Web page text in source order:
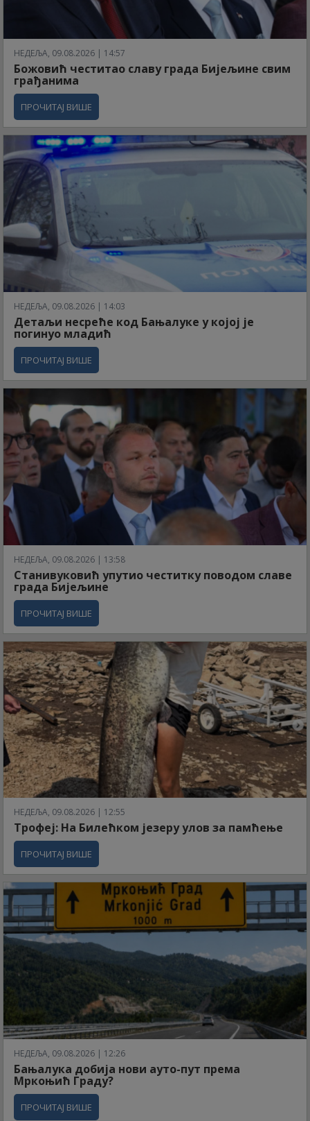
НЕДЕЉА, 09.08.2026 | 14:57
Божовић честитао славу града Бијељине свим
грађанима
ПРОЧИТАЈ ВИШЕ
НЕДЕЉА, 09.08.2026 | 14:03
Детаљи несреће код Бањалуке у којој је
погинуо младић
ПРОЧИТАЈ ВИШЕ
НЕДЕЉА, 09.08.2026 | 13:58
Станивуковић упутио честитку поводом славе
града Бијељине
ПРОЧИТАЈ ВИШЕ
НЕДЕЉА, 09.08.2026 | 12:55
Трофеј: На Билећком језеру улов за памћење
ПРОЧИТАЈ ВИШЕ
НЕДЕЉА, 09.08.2026 | 12:26
Бањалука добија нови ауто-пут према
Мркоњић Граду?
ПРОЧИТАЈ ВИШЕ